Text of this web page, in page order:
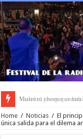
Murió el joven que
Home / Noticias / El
única salida para el dilema